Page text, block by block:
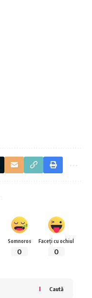
Somnoros
0
Faceți cu ochiul
0
Caută